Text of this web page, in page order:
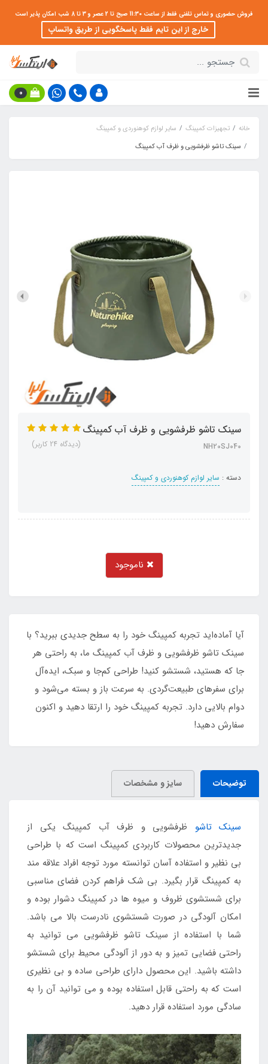
فروش حضوری و تماس تلفنی فقط از ساعت 11:30 صبح تا 2 عصر و 3 تا 8 شب امکان پذیر است
خارج از این تایم فقط پاسخگویی از طریق واتساپ
0
خانه تجهیزات کمپینگ
سایر لوازم کوهنوردی و کمپینگ
سینک تاشو ظرفشویی و ظرف آب کمپینگ
سینک تاشو ظرفشویی و ظرف آب کمپینگ
NH20SJ040
دسته : سایر لوازم کوهنوردی و کمپینگ
(دیدگاه 24 کاربر)
ناموجود
آیا آماده‌اید تجربه کمپینگ خود را به سطح جدیدی ببرید؟ با
سینک تاشو ظرفشویی و ظرف آب کمپینگ ما، به راحتی هر
جا که هستید، شستشو کنید! طراحی کم‌جا و سبک، ایده‌آل
برای سفرهای طبیعت‌گردی. به سرعت باز و بسته می‌شود و
دوام بالایی دارد. تجربه کمپینگ خود را ارتقا دهید و اکنون
سفارش دهید!
توضیحات سایز و مشخصات
سینک تاشو ظرفشویی و ظرف آب کمپینگ یکی از
جدیدترین محصولات کاربردی کمپینگ است که با طراحی
بی نظیر و استفاده آسان توانسته مورد توجه افراد علاقه مند
به کمپینگ قرار بگیرد. بی شک فراهم کردن فضای مناسبی
برای شستشوی ظروف و میوه ها در کمپینگ دشوار بوده و
امکان آلودگی در صورت شستشوی نادرست بالا می باشد.
شما با استفاده از سینک تاشو ظرفشویی می توانید به
راحتی فضایی تمیز و به دور از آلودگی محیط برای شستشو
داشته باشید. این محصول دارای طراحی ساده و بی نظیری
است که به راحتی قابل استفاده بوده و می توانید آن را به
سادگی مورد استفاده قرار دهید.